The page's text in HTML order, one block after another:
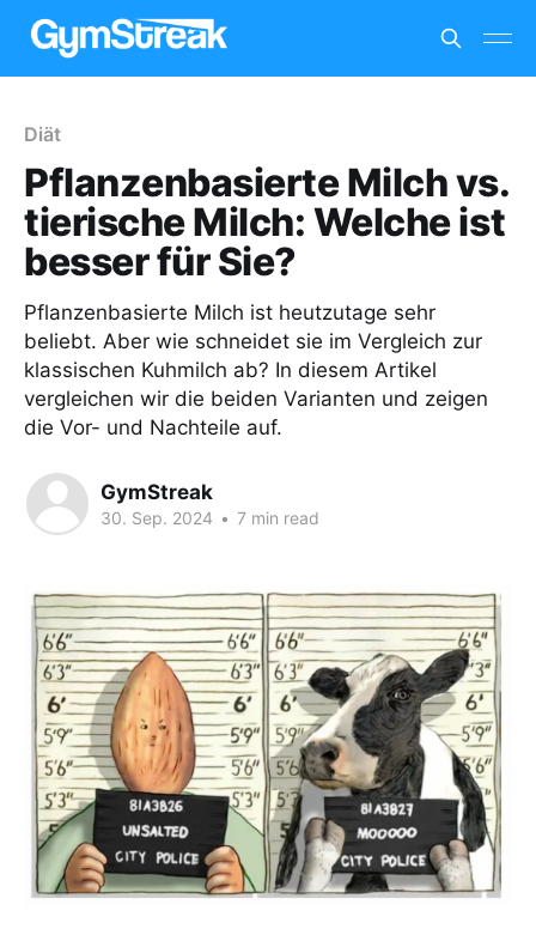
Diät
Pflanzenbasierte Milch vs.
tierische Milch: Welche ist
besser für Sie?
Pflanzenbasierte Milch ist heutzutage sehr
beliebt. Aber wie schneidet sie im Vergleich zur
klassischen Kuhmilch ab? In diesem Artikel
vergleichen wir die beiden Varianten und zeigen
die Vor- und Nachteile auf.
GymStreak
30. Sep. 2024 • 7 min read